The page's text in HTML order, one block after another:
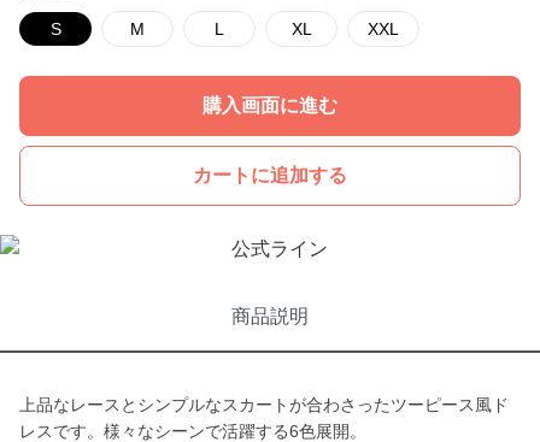
S M L XL XXL
購入画面に進む
カートに追加する
商品説明
上品なレースとシンプルなスカートが合わさったツーピース風ド
レスです。様々なシーンで活躍する6色展開。